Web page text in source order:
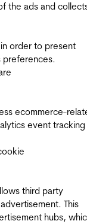
the ads and
order to present
preferences.
ecommerce-
event tracking
third party
This
hubs,